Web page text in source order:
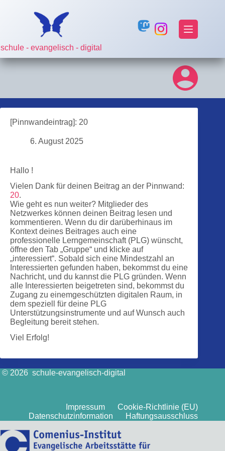
schule - evangelisch - digital
[Pinnwandeintrag]: 20
6. August 2025
Hallo !
Vielen Dank für deinen Beitrag an der Pinnwand:
20.
Wie geht es nun weiter? Mitglieder des
Netzwerkes können deinen Beitrag lesen und
kommentieren. Wenn du dir darüberhinaus im
Kontext deines Beitrages auch eine
professionelle Lerngemeinschaft (PLG) wünscht,
öffne den Tab „Gruppe“ und klicke auf
„interessiert“. Sobald sich eine Mindestzahl an
Interessierten gefunden haben, bekommst du eine
Nachricht, und du kannst die PLG gründen. Wenn
alle Interessierten beigetreten sind, bekommst du
Zugang zu einemgeschützten digitalen Raum, in
dem speziell für deine PLG
Unterstützungsinstrumente und auf Wunsch auch
Begleitung bereit stehen.
Viel Erfolg!
© 2026 schule-evangelisch-digital
Impressum
Cookie-Richtlinie (EU)
Datenschutzinformation
Haftungsausschluss